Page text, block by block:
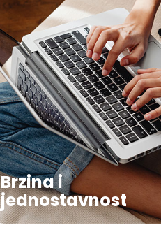
Brzina i
jednostavnost